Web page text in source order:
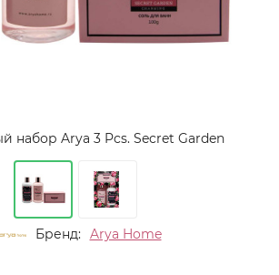
набор Arya 3 Pcs. Secret Garden
Бренд: Arya Home